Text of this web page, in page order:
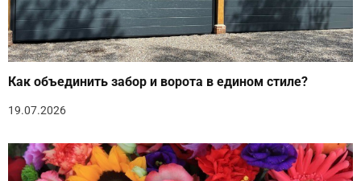
Как объединить забор и ворота в едином стиле?
19.07.2026